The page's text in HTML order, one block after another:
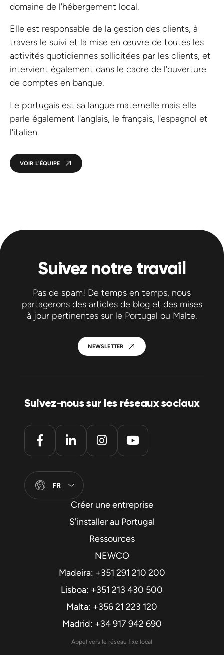
domaine de l'hébergement local.
Elle est responsable de la gestion des clients, à
travers le suivi et la mise en œuvre de toutes les
activités quotidiennes sollicitées par les clients, et
intervient également dans le cadre de l'ouverture
de comptes en banque.
Le portugais est sa langue maternelle mais elle
parle également l'anglais, le français, l'espagnol et
l'italien.
VOIR L'ÉQUIPE
Suivez notre travail
Pas de spam! De temps en temps, nous
partagerons des articles de blog et des mises
à jour pertinentes sur le Portugal ou Malte.
NEWSLETTER
Suivez-nous sur les réseaux sociaux
FR
Créer une entreprise
S'installer au Portugal
Ressources
NEWCO
Madeira: +351 291 210 200
Lisboa: +351 213 430 500
Malta: +356 21 223 120
Madrid: +34 917 942 690
Appel vers le réseau fixe local